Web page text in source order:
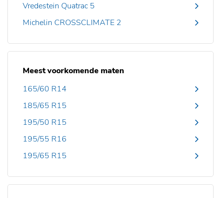
Vredestein Quatrac 5
Michelin CROSSCLIMATE 2
Meest voorkomende maten
165/60 R14
185/65 R15
195/50 R15
195/55 R16
195/65 R15